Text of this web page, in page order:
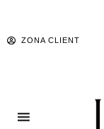
ZONA CLIENT